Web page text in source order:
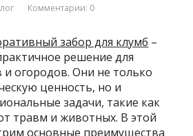
Комментарии: 0
забор для клумб –
решение для
огородов. Они не только
ценность, но и
задачи, такие как
травм и животных. В этой
основные преимущества